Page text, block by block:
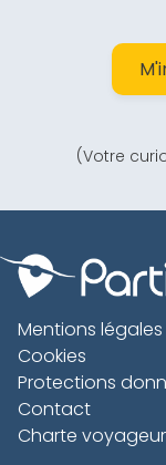
(Votre
Mentions légales
Cookies
Protections
Contact
Charte voyageur